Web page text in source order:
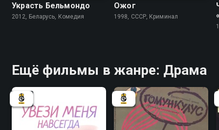
Украсть Бельмондо
2012, Беларусь, Комедия
Ожог
1998, СССР, Криминал
Ещё фильмы в жанре: Драма